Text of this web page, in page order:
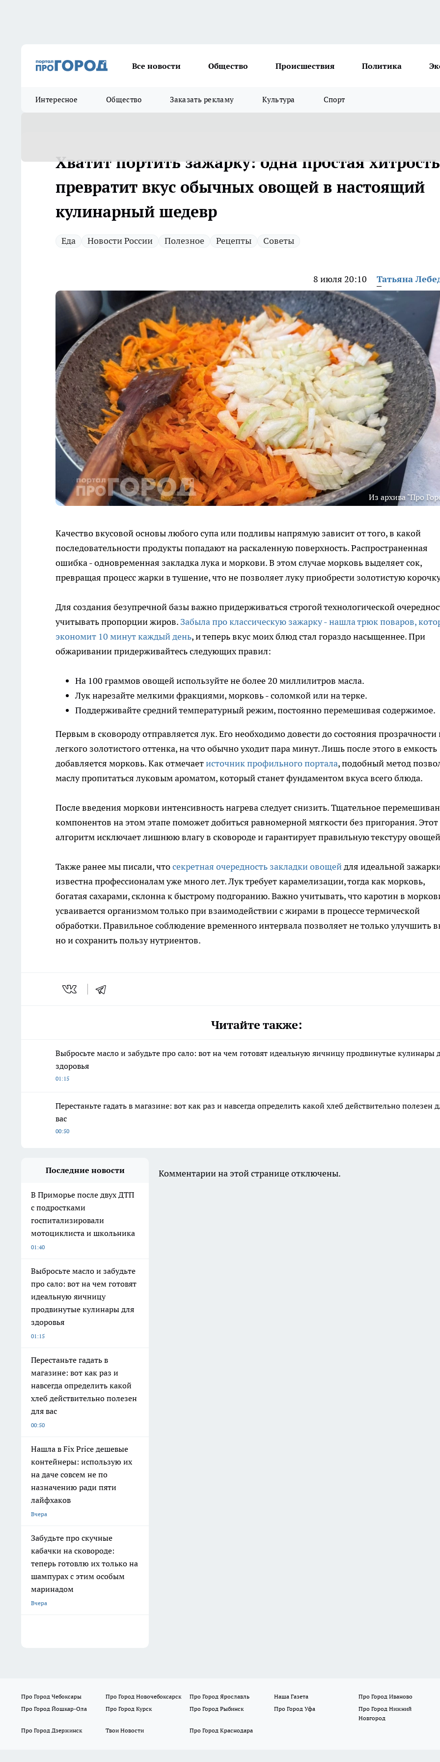
Все новости Общество Происшествия Политика
Интересное Общество Заказать рекламу Культура Спорт
Хватит портить зажарку: одна простая хитрость
превратит вкус обычных овощей в настоящий
кулинарный шедевр
Еда Новости России Полезное Рецепты Советы
8 июля 20:10 Татьяна
Из архива "Про
Качество вкусовой основы любого супа или подливы напрямую зависит от того, в какой
последовательности продукты попадают на раскаленную поверхность. Распространенная
ошибка - одновременная закладка лука и моркови. В этом случае морковь выделяет сок,
превращая процесс жарки в тушение, что не позволяет луку приобрести золотистую
Для создания безупречной базы важно придерживаться строгой технологической
учитывать пропорции жиров. Забыла про классическую зажарку - нашла трюк поваров,
экономит 10 минут каждый день, и теперь вкус моих блюд стал гораздо насыщеннее. При
обжаривании придерживайтесь следующих правил:
На 100 граммов овощей используйте не более 20 миллилитров масла.
Лук нарезайте мелкими фракциями, морковь - соломкой или на терке.
Поддерживайте средний температурный режим, постоянно перемешивая содержимое.
Первым в сковороду отправляется лук. Его необходимо довести до состояния прозрачности
легкого золотистого оттенка, на что обычно уходит пара минут. Лишь после этого в емкость
добавляется морковь. Как отмечаетисточник профильного портала, подобный метод
маслу пропитаться луковым ароматом, который станет фундаментом вкуса всего блюда.
После введения моркови интенсивность нагрева следует снизить. Тщательное
компонентов на этом этапе поможет добиться равномерной мягкости без пригорания. Этот
алгоритм исключает лишнюю влагу в сковороде и гарантирует правильную текстуру
Также ранее мы писали, чтосекретная очередность закладки овощейдля идеальной
известна профессионалам уже много лет. Лук требует карамелизации, тогда как морковь,
богатая сахарами, склонна к быстрому подгоранию. Важно учитывать, что каротин в
усваивается организмом только при взаимодействии с жирами в процессе термической
обработки. Правильное соблюдение временного интервала позволяет не только улучшить
но и сохранить пользу нутриентов.
Читайте также:
Выбросьте масло и забудьте про сало: вот на чем готовят идеальную яичницу продвинутые кулинары
здоровья
01:15
Перестаньте гадать в магазине: вот как раз и навсегда определить какой хлеб действительно полезен
вас
00:50
Последние новости
В Приморье после двух ДТП
с подростками
госпитализировали
мотоциклиста и школьника
01:40
Выбросьте масло и забудьте
про сало: вот на чем готовят
идеальную яичницу
продвинутые кулинары для
здоровья
01:15
Перестаньте гадать в
магазине: вот как раз и
навсегда определить какой
хлеб действительно полезен
для вас
00:50
Нашла в Fix Price дешевые
контейнеры: использую их
на даче совсем не по
назначению ради пяти
лайфхаков
Вчера
Забудьте про скучные
кабачки на сковороде:
теперь готовлю их только на
шампурах с этим особым
маринадом
Вчера
Комментарии на этой странице отключены.
Про Город Чебоксары Про Город Новочебоксарск Про Город Ярославль Наша Газета
Про Город Иваново
Про Город Йошкар-Ола
Про Город Курск Про Город Рыбинск Про Город Уфа
Про Город Нижний
Новгород
Про Город Дзержинск
Твои Новости Про Город Краснодара